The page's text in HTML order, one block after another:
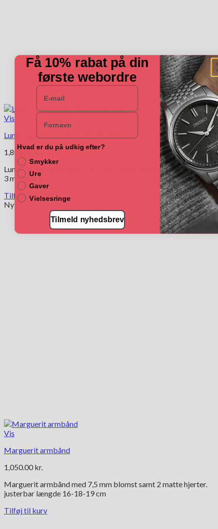
Vis
Lund Copenhagen 90110019-3-M
1,800.00 kr.
Lund Copenhagen 90110019-3-M sølv forgyldt armbånd med
3 margueritter
Tilføj til kurv
Ny
Vis
Marguerit armbånd
1,050.00 kr.
Marguerit armbånd med 7,5 mm blomst samt 2 matte hjerter.
justerbar længde 16-18-19 cm
Tilføj til kurv
Få 10% rabat på din
første webordre
E-mail
Navn
Hvad er du på udkig efter?
Smykker
Ure
Gaver
Vielsesringe
Tilmeld nyhedsbrev